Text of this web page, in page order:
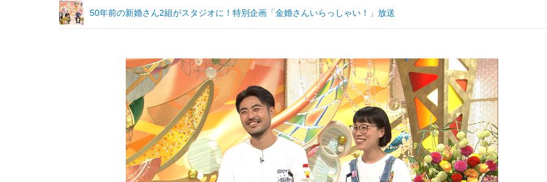
50年前の新婚さん2組がスタジオに！特別企画「金婚さんいらっしゃい！」放送